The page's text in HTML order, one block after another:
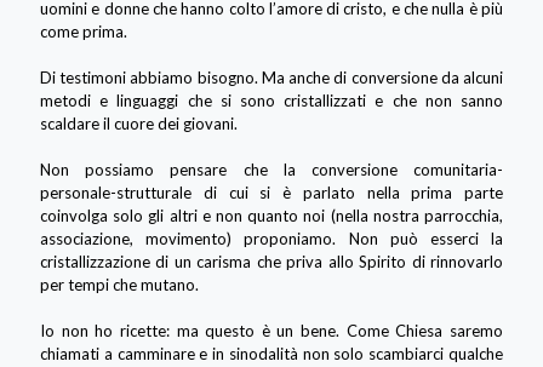
uomini e donne che hanno colto l’amore di cristo, e che nulla è più
come prima.
Di testimoni abbiamo bisogno. Ma anche di conversione da alcuni
metodi e linguaggi che si sono cristallizzati e che non sanno
scaldare il cuore dei giovani.
Non possiamo pensare che la conversione comunitaria-
personale-strutturale di cui si è parlato nella prima parte
coinvolga solo gli altri e non quanto noi (nella nostra parrocchia,
associazione, movimento) proponiamo. Non può esserci la
cristallizzazione di un carisma che priva allo Spirito di rinnovarlo
per tempi che mutano.
Io non ho ricette: ma questo è un bene. Come Chiesa saremo
chiamati a camminare e in sinodalità non solo scambiarci qualche